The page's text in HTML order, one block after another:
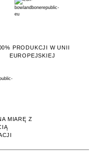
PRODUKCJI W UNII
EUROPEJSKIEJ
MIARĘ Z